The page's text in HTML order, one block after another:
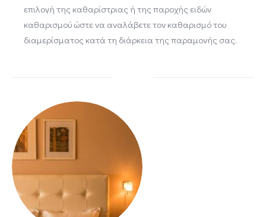
επιλογή της καθαρίστριας ή της παροχής ειδών
καθαρισμού ώστε να αναλάβετε τον καθαρισμό του
διαμερίσματος κατά τη διάρκεια της παραμονής σας.